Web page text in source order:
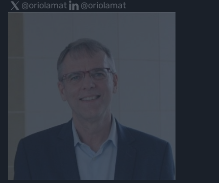
@oriolamat @oriolamat